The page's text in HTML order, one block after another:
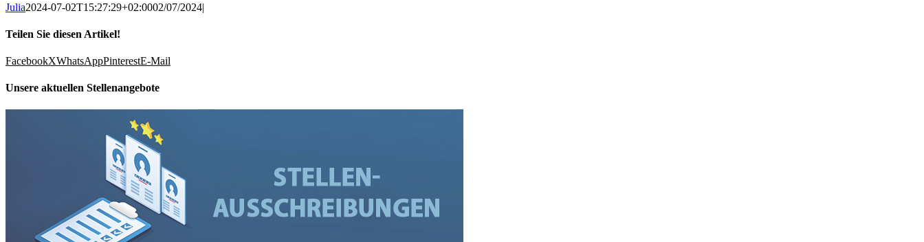
Julia2024-07-02T15:27:29+02:0002/07/2024|
Teilen Sie diesen Artikel!
FacebookXWhatsAppPinterestE-Mail
Unsere aktuellen Stellenangebote